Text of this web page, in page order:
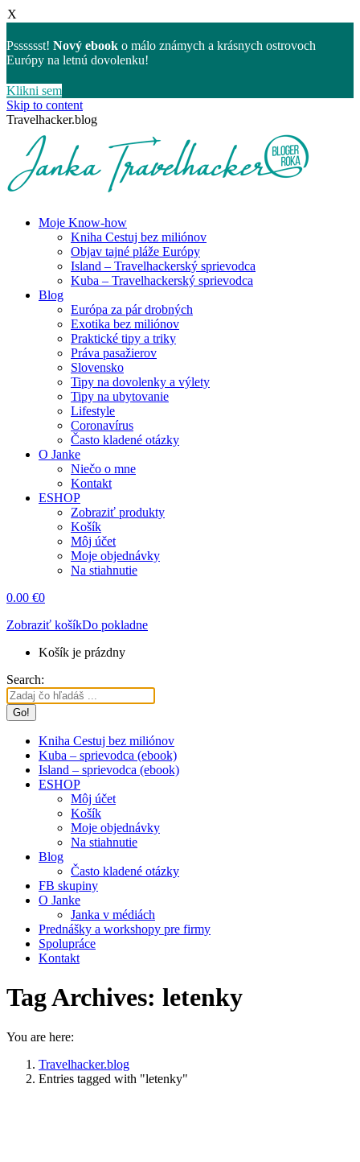
X
Psssssst! Nový ebook o málo známych a krásnych ostrovoch
Európy na letnú dovolenku!
Klikni sem
Skip to content
Travelhacker.blog
Moje Know-how
Kniha Cestuj bez miliónov
Objav tajné pláže Európy
Island – Travelhackerský sprievodca
Kuba – Travelhackerský sprievodca
Blog
Európa za pár drobných
Exotika bez miliónov
Praktické tipy a triky
Práva pasažierov
Slovensko
Tipy na dovolenky a výlety
Tipy na ubytovanie
Lifestyle
Coronavírus
Často kladené otázky
O Janke
Niečo o mne
Kontakt
ESHOP
Zobraziť produkty
Košík
Môj účet
Moje objednávky
Na stiahnutie
0.00 €0
Zobraziť košíkDo pokladne
Košík je prázdny
Search:
Kniha Cestuj bez miliónov
Kuba – sprievodca (ebook)
Island – sprievodca (ebook)
ESHOP
Môj účet
Košík
Moje objednávky
Na stiahnutie
Blog
Často kladené otázky
FB skupiny
O Janke
Janka v médiách
Prednášky a workshopy pre firmy
Spolupráce
Kontakt
Tag Archives: letenky
You are here:
Travelhacker.blog
Entries tagged with "letenky"